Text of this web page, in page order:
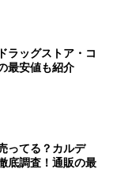
ラッグストア・コ
最安値も紹介
ってる？カルデ
底調査！通販の最